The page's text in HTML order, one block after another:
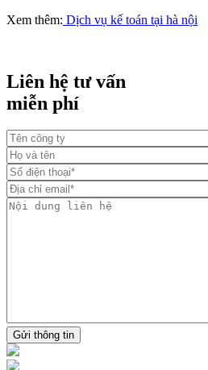
Xem thêm: Dịch vụ kế toán tại hà nội
Liên hệ tư vấn
miễn phí
Gửi thông tin